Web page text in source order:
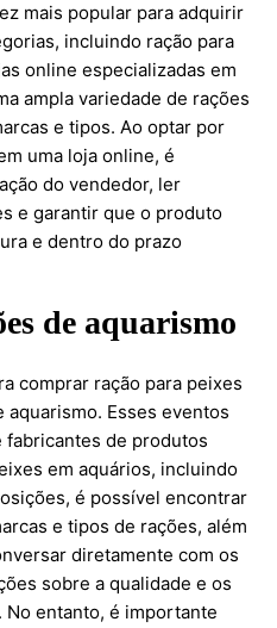
mais popular para adquirir
incluindo ração para
online especializadas em
ampla variedade de rações
e tipos. Ao optar por
uma loja online, é
do vendedor, ler
e garantir que o produto
e dentro do prazo
de aquarismo
comprar ração para peixes
Esses eventos
de produtos
em aquários, incluindo
é possível encontrar
e tipos de rações, além
diretamente com os
sobre a qualidade e os
entanto, é importante